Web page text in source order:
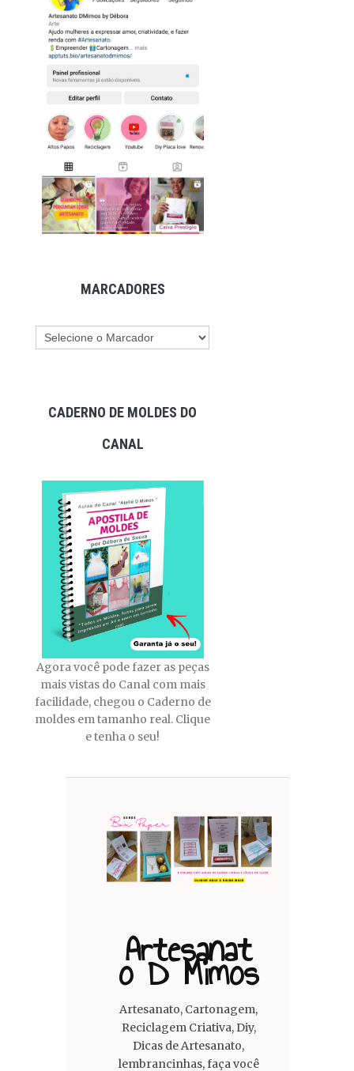
MARCADORES
CADERNO DE MOLDES DO
CANAL
Agora você pode fazer as peças
mais vistas do Canal com mais
facilidade, chegou o Caderno de
moldes em tamanho real. Clique
e tenha o seu!
Artesanat
O D Mimos
Artesanato, Cartonagem,
Reciclagem Criativa, Diy,
Dicas de Artesanato,
lembrancinhas, faça você